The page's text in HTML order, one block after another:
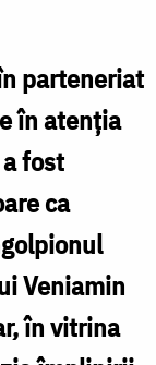
parteneriat
în atenția
fost
ca
Veniamin
în vitrina